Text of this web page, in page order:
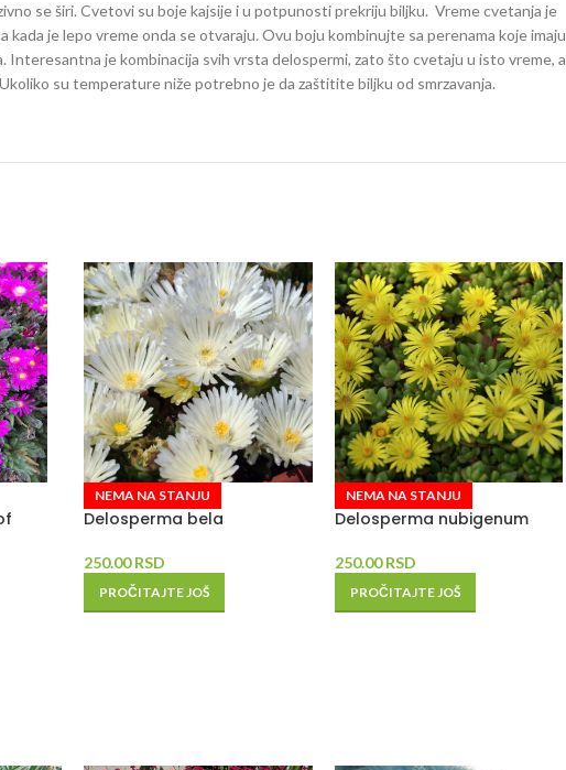
se širi. Cvetovi su boje kajsije i u potpunosti prekriju biljku. Vreme cvetanja je
kada je lepo vreme onda se otvaraju. Ovu boju kombinujte sa perenama koje imaju
Interesantna je kombinacija svih vrsta delospermi, zato što cvetaju u isto vreme, a
su temperature niže potrebno je da zaštitite biljku od smrzavanja.
NEMA NA STANJU
Delosperma bela
250.00RSD
PROČITAJTE JOŠ
NEMA NA STANJU
Delosperma nubigenum
250.00RSD
PROČITAJTE JOŠ